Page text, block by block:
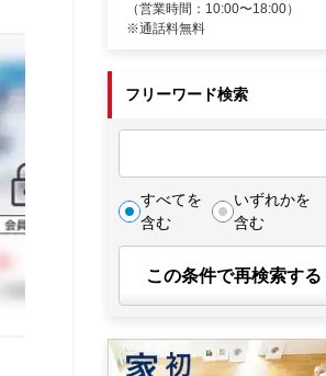
（営業時間：10:00〜18:00）
※通話料無料
フリーワード検索
すべてを
含む
いずれかを
含む
この条件で再検索する